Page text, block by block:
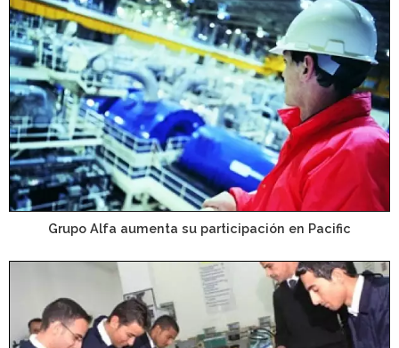
Grupo Alfa aumenta su participación en Pacific